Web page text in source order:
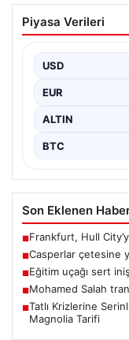
Casperlar
Piyasa Verileri
USD
EUR
ALTIN
BTC
Son Eklenen
■Frankfurt, Hull
■Casperlar çetesine
■Eğitim uçağı sert
■Mohamed Salah
■Tatlı Krizlerine
Magnolia Tarifi